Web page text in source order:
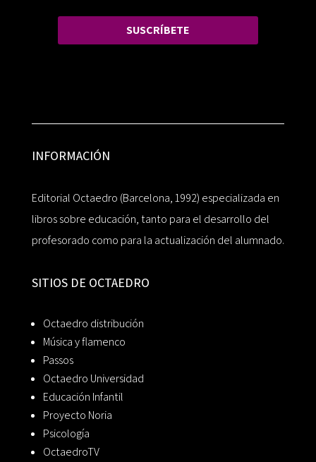
SUSCRÍBETE
INFORMACIÓN
Editorial Octaedro (Barcelona, 1992) especializada en
libros sobre educación, tanto para el desarrollo del
profesorado como para la actualización del alumnado.
SITIOS DE OCTAEDRO
Octaedro distribución
Música y flamenco
Passos
Octaedro Universidad
Educación Infantil
Proyecto Noria
Psicología
OctaedroTV